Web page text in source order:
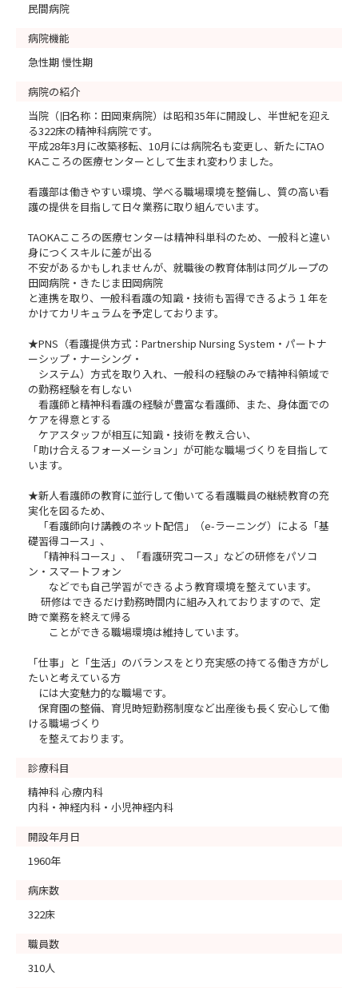
民間病院
病院機能
急性期 慢性期
病院の紹介
当院（旧名称：田岡東病院）は昭和35年に開設し、半世紀を迎え
る322床の精神科病院です。
平成28年3月に改築移転、10月には病院名も変更し、新たにTAO
KAこころの医療センターとして生まれ変わりました。
看護部は働きやすい環境、学べる職場環境を整備し、質の高い看
護の提供を目指して日々業務に取り組んでいます。
TAOKAこころの医療センターは精神科単科のため、一般科と違い
身につくスキルに差が出る
不安があるかもしれませんが、就職後の教育体制は同グループの
田岡病院・きたじま田岡病院
と連携を取り、一般科看護の知識・技術も習得できるよう１年を
かけてカリキュラムを予定しております。
★PNS（看護提供方式：Partnership Nursing System・パートナ
ーシップ・ナーシング・
システム）方式を取り入れ、一般科の経験のみで精神科領域で
の勤務経験を有しない
看護師と精神科看護の経験が豊富な看護師、また、身体面での
ケアを得意とする
ケアスタッフが相互に知識・技術を教え合い、
「助け合えるフォーメーション」が可能な職場づくりを目指して
います。
★新人看護師の教育に並行して働いてる看護職員の継続教育の充
実化を図るため、
「看護師向け講義のネット配信」（e-ラーニング）による「基
礎習得コース」、
「精神科コース」、「看護研究コース」などの研修をパソコ
ン・スマートフォン
などでも自己学習ができるよう教育環境を整えています。
研修はできるだけ勤務時間内に組み入れておりますので、定
時で業務を終えて帰る
ことができる職場環境は維持しています。
「仕事」と「生活」のバランスをとり充実感の持てる働き方がし
たいと考えている方
には大変魅力的な職場です。
保育園の整備、育児時短勤務制度など出産後も長く安心して働
ける職場づくり
を整えております。
診療科目
精神科 心療内科
内科・神経内科・小児神経内科
開設年月日
1960年
病床数
322床
職員数
310人